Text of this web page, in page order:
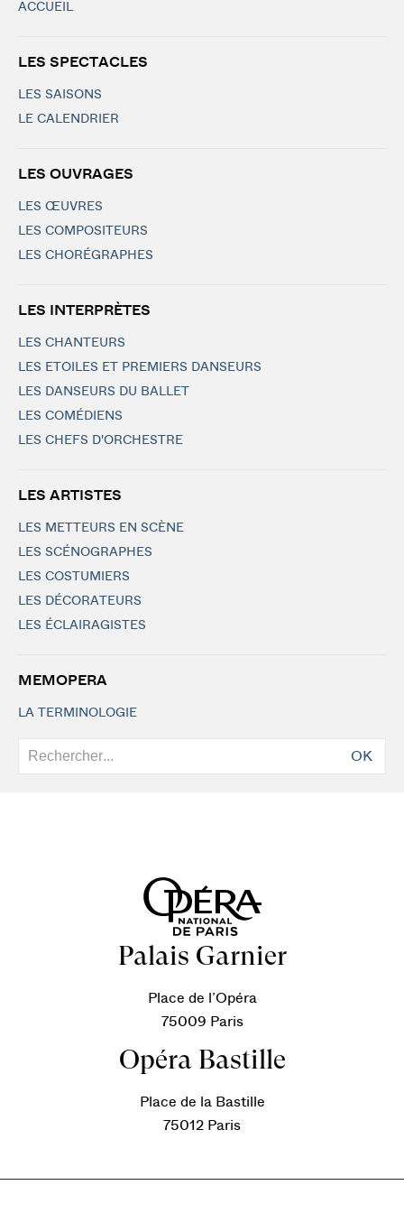
ACCUEIL
LES SPECTACLES
LES SAISONS
LE CALENDRIER
LES OUVRAGES
LES ŒUVRES
LES COMPOSITEURS
LES CHORÉGRAPHES
LES INTERPRÈTES
LES CHANTEURS
LES ETOILES ET PREMIERS DANSEURS
LES DANSEURS DU BALLET
LES COMÉDIENS
LES CHEFS D'ORCHESTRE
LES ARTISTES
LES METTEURS EN SCÈNE
LES SCÉNOGRAPHES
LES COSTUMIERS
LES DÉCORATEURS
LES ÉCLAIRAGISTES
MEMOPERA
LA TERMINOLOGIE
OK
Palais Garnier
Place de l’Opéra
75009 Paris
Opéra Bastille
Place de la Bastille
75012 Paris